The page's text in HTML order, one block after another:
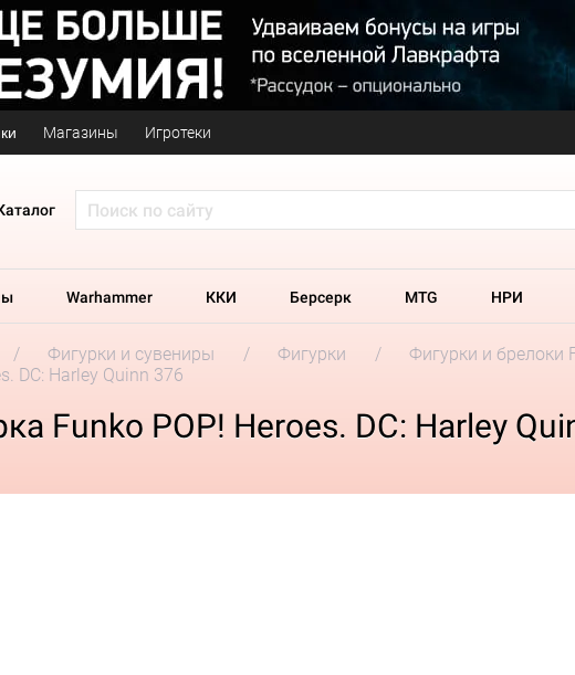
Магазины Игротеки
Warhammer ККИ Берсерк MTG НРИ
Фигурки и сувениры Фигурки Фигурки и брелоки
DC: Harley Quinn 376
Funko POP! Heroes. DC: Harley